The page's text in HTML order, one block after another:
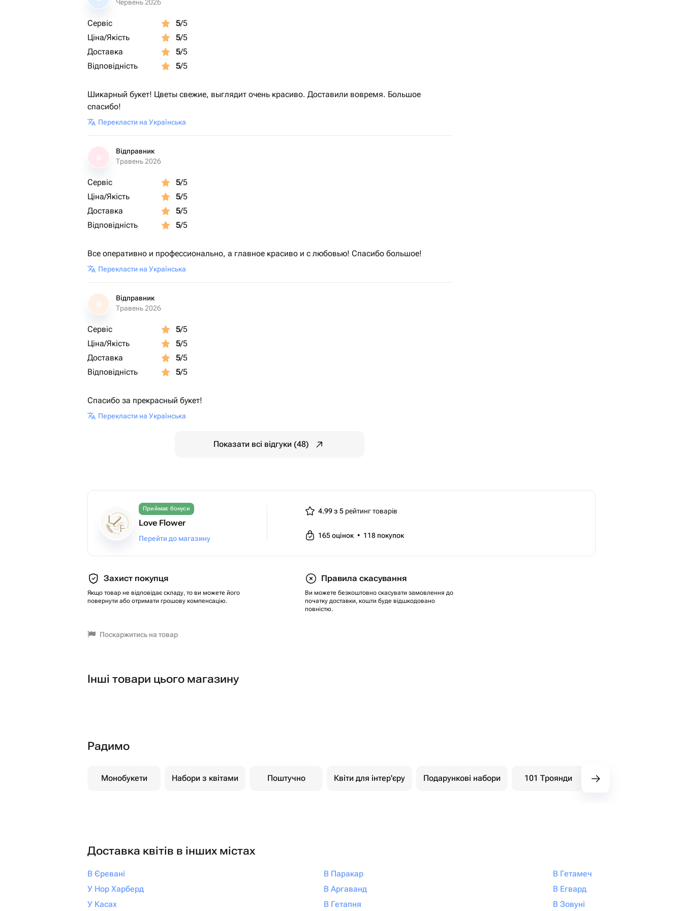
Червень 2026
Сервіс 5/5
Ціна/Якість
5/5
Доставка
5/5
Відповідність
5/5
Шикарный букет! Цветы свежие, выглядит очень красиво. Доставили вовремя. Большое
спасибо!
Перекласти на Українська
Відправник
Травень 2026
Сервіс 5/5
Ціна/Якість
5/5
Доставка
5/5
Відповідність
5/5
Все оперативно и профессионально, а главное красиво и с любовью! Спасибо большое!
Перекласти на Українська
В
Відправник
Травень 2026
Сервіс 5/5
Ціна/Якість
5/5
Доставка
5/5
Відповідність
5/5
Спасибо за прекрасный букет!
Перекласти на Українська
Показати всі відгуки (48)
Приймає бонуси
Love Flower
Перейти до магазину
4.99 з 5 рейтинг товарів
165оцінок • 118 покупок
Захист покупця
Якщо товар не відповідає складу, то ви можете його
повернути або отримати грошову компенсацію.
Правила скасування
Ви можете безкоштовно скасувати замовлення до
початку доставки, кошти буде відшкодовано
повністю.
Поскаржитись на товар
Інші товари цього магазину
Радимо
Монобукети Набори з квітами Поштучно Квіти для інтер'єру Подарункові набори 101 Троянди
Доставка квітів в інших містах
В Єревані
У Нор Харберд
У Касах
В Паракар
В Аргаванд
В Гетапня
В Гетамеч
В Егвард
В Зовуні